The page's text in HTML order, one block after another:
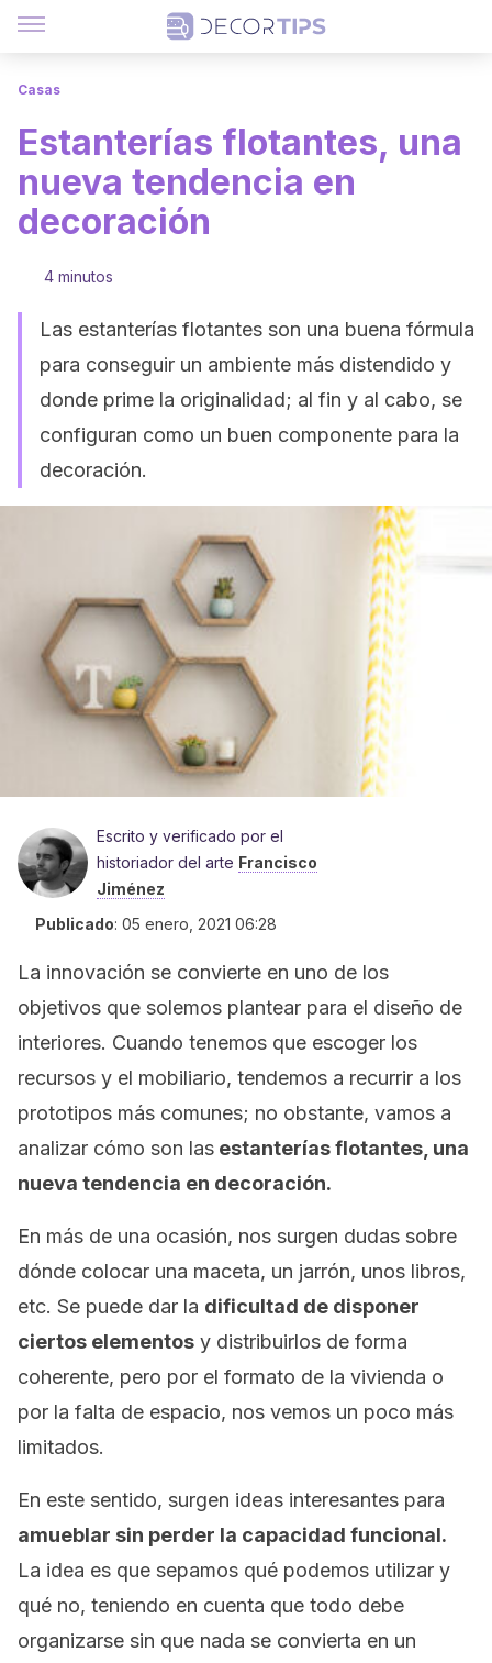
Casas
Estanterías flotantes, una
nueva tendencia en
decoración
4 minutos
Las estanterías flotantes son una buena fórmula
para conseguir un ambiente más distendido y
donde prime la originalidad; al fin y al cabo, se
configuran como un buen componente para la
decoración.
Escrito y verificado por el
historiador del arte Francisco
Jiménez
Publicado: 05 enero, 2021 06:28
La innovación se convierte en uno de los
objetivos que solemos plantear para el diseño de
interiores. Cuando tenemos que escoger los
recursos y el mobiliario, tendemos a recurrir a los
prototipos más comunes; no obstante, vamos a
analizar cómo son las estanterías flotantes, una
nueva tendencia en decoración.
En más de una ocasión, nos surgen dudas sobre
dónde colocar una maceta, un jarrón, unos libros,
etc. Se puede dar la dificultad de disponer
ciertos elementos y distribuirlos de forma
coherente, pero por el formato de la vivienda o
por la falta de espacio, nos vemos un poco más
limitados.
En este sentido, surgen ideas interesantes para
amueblar sin perder la capacidad funcional.
La idea es que sepamos qué podemos utilizar y
qué no, teniendo en cuenta que todo debe
organizarse sin que nada se convierta en un